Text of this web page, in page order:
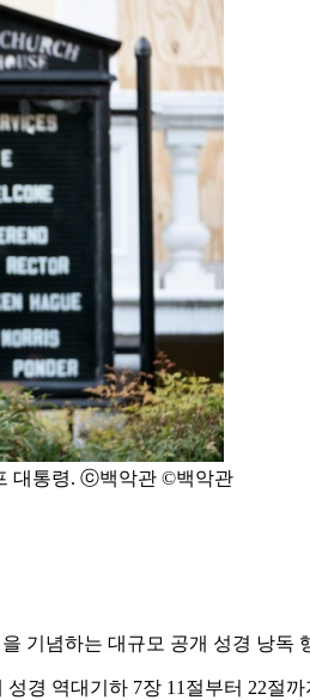
대통령. ⓒ백악관 ©백악관
기념하는 대규모 공개 성경 낭독
경 역대기하 7장 11절부터 22